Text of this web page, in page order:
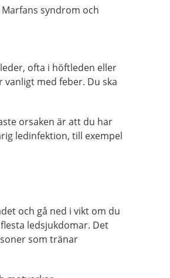
syndrom och
ofta i höftleden eller
med feber. Du ska
orsaken är att du har
ledinfektion, till exempel
och gå ned i vikt om du
ledsjukdomar. Det
som tränar